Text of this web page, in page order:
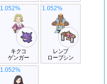
キクコ
ゲンガー
1.052%
レンブ
ローブシン
1.052%
1.052%